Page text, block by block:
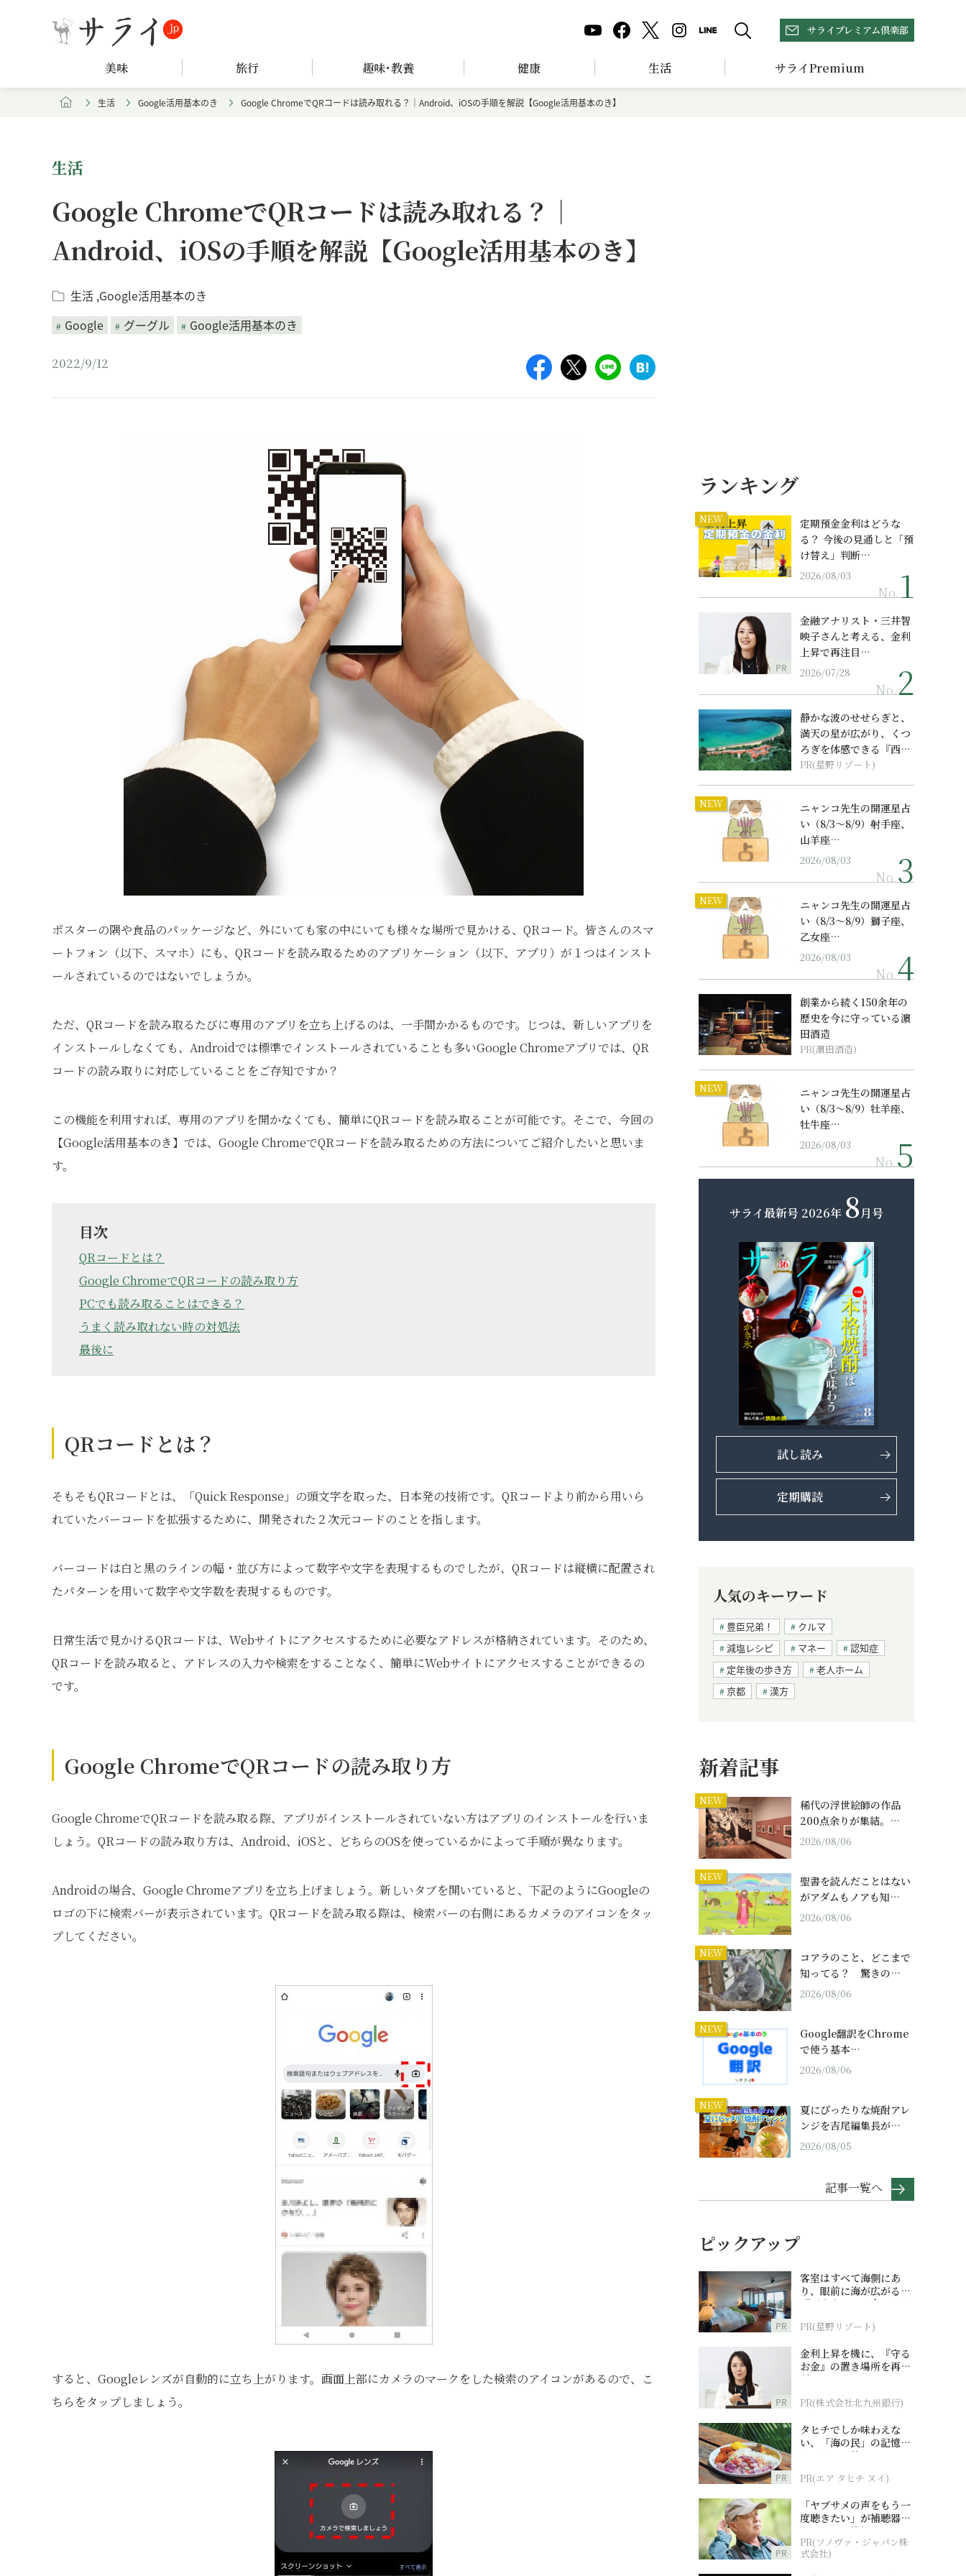
サライプレミアム倶楽部
美味 旅行 趣味･教養 健康 生活 サライPremium
生活 Google活用基本のき Google ChromeでQRコードは読み取れる？｜Android、iOSの手順を解説【Google活用基本のき】
生活
Google ChromeでQRコードは読み取れる？｜
Android、iOSの手順を解説【Google活用基本のき】
生活 Google活用基本のき
Google
グーグル Google活用基本のき
2022/9/12
ポスターの隅や食品のパッケージなど、外にいても家の中にいても様々な場所で見かける、QRコード。皆さんのスマ
ートフォン（以下、スマホ）にも、QRコードを読み取るためのアプリケーション（以下、アプリ）が１つはインスト
ールされているのではないでしょうか。
ただ、QRコードを読み取るたびに専用のアプリを立ち上げるのは、一手間かかるものです。じつは、新しいアプリを
インストールしなくても、Androidでは標準でインストールされていることも多いGoogle Chromeアプリでは、QR
コードの読み取りに対応していることをご存知ですか？
この機能を利用すれば、専用のアプリを開かなくても、簡単にQRコードを読み取ることが可能です。そこで、今回の
【Google活用基本のき】では、Google ChromeでQRコードを読み取るための方法についてご紹介したいと思いま
す。
目次
QRコードとは？
Google ChromeでQRコードの読み取り方
PCでも読み取ることはできる？
うまく読み取れない時の対処法
最後に
QRコードとは？
そもそもQRコードとは、「Quick Response」の頭文字を取った、日本発の技術です。QRコードより前から用いら
れていたバーコードを拡張するために、開発された２次元コードのことを指します。
バーコードは白と黒のラインの幅・並び方によって数字や文字を表現するものでしたが、QRコードは縦横に配置され
たパターンを用いて数字や文字数を表現するものです。
日常生活で見かけるQRコードは、Webサイトにアクセスするために必要なアドレスが格納されています。そのため、
QRコードを読み取ると、アドレスの入力や検索をすることなく、簡単にWebサイトにアクセスすることができるの
です。
Google ChromeでQRコードの読み取り方
Google ChromeでQRコードを読み取る際、アプリがインストールされていない方はアプリのインストールを行いま
しょう。QRコードの読み取り方は、Android、iOSと、どちらのOSを使っているかによって手順が異なります。
Androidの場合、Google Chromeアプリを立ち上げましょう。新しいタブを開いていると、下記のようにGoogleの
ロゴの下に検索バーが表示されています。QRコードを読み取る際は、検索バーの右側にあるカメラのアイコンをタッ
プしてください。
すると、Googleレンズが自動的に立ち上がります。画面上部にカメラのマークをした検索のアイコンがあるので、こ
ちらをタップしましょう。
ランキング
NEW
定期預金金利はどうな
る？ 今後の見通しと「預
け替え」判断…
2026/08/03
No.
PR
金融アナリスト・三井智
映子さんと考える、金利
上昇で再注目…
2026/07/28
No.
静かな波のせせらぎと、
満天の星が広がり、くつ
ろぎを体感できる『西表
島ホテル by...
PR(星野リゾート)
NEW
ニャンコ先生の開運星占
い（8/3～8/9）射手座、
山羊座…
2026/08/03
No.
NEW
ニャンコ先生の開運星占
い（8/3～8/9）獅子座、
乙女座…
2026/08/03
No.
創業から続く150余年の
歴史を今に守っている濵
田酒造
PR(濵田酒造)
NEW
ニャンコ先生の開運星占
い（8/3～8/9）牡羊座、
牡牛座…
2026/08/03
No.
サライ最新号 2026年 8月号
試し読み
定期購読
人気のキーワード
豊臣兄弟！
クルマ
減塩レシピ
マネー
認知症
定年後の歩き方
老人ホーム
京都
漢方
新着記事
NEW
稀代の浮世絵師の作品
200点余りが集結。…
2026/08/06
NEW
聖書を読んだことはない
がアダムもノアも知…
2026/08/06
NEW
コアラのこと、どこまで
知ってる？ 驚きの…
2026/08/06
NEW
Google翻訳をChrome
で使う基本…
2026/08/06
NEW
夏にぴったりな焼酎アレ
ンジを吉尾編集長が…
2026/08/05
記事一覧へ
ピックアップ
PR
客室はすべて海側にあ
り、眼前に海が広がる
『西表島ホテル by 星野
PR(星野リゾート)
PR
金利上昇を機に、『守る
お金』の置き場所を再検
討
PR(株式会社北九州銀行)
PR
タヒチでしか味わえな
い、「海の民」の記憶へ
とつながる旅
PR(エア タヒチ ヌイ)
PR
「ヤブサメの声をもう一
度聴きたい」が補聴器チ
ャレンジの後押しに
PR(ソノヴァ・ジャパン株
式会社)